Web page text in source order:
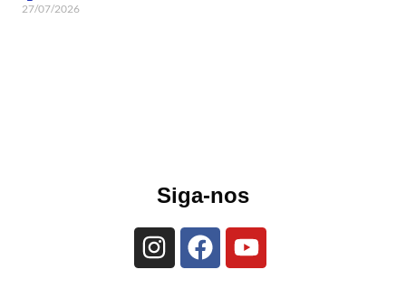
27/07/2026
Siga-nos